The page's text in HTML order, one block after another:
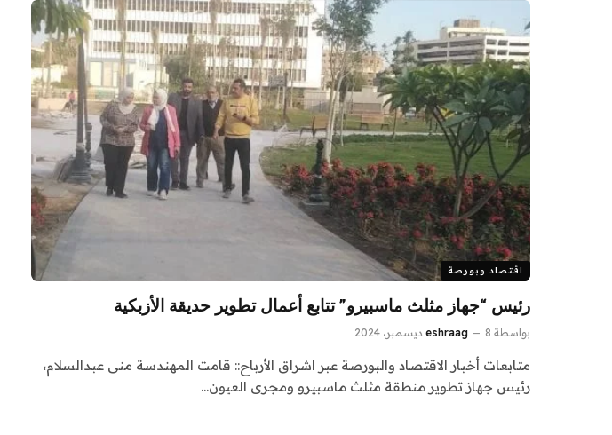
اقتصاد وبورصة
رئيس “جهاز مثلث ماسبيرو” تتابع أعمال تطوير حديقة الأزبكية
بواسطة eshraag 8 ديسمبر، 2024
متابعات أخبار الاقتصاد والبورصة عبر اشراق الأرباح:: قامت المهندسة منى عبدالسلام،
رئيس جهاز تطوير منطقة مثلث ماسبيرو ومجرى العيون…